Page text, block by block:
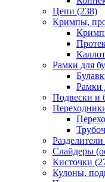
Цепи (238)
Кримпы,
Рамки для
Рамки
Подвески и
Слайдеры
Кисточки
Кулоны,